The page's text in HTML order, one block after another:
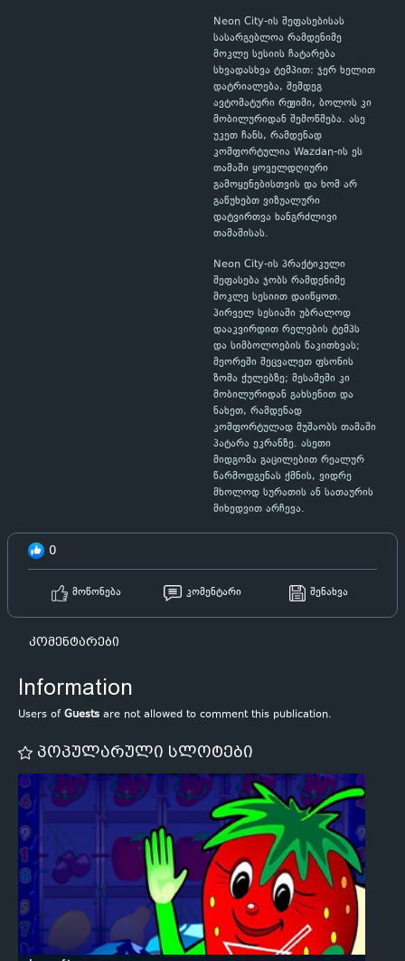
Neon City-ის შეფასებისას
სასარგებლოა რამდენიმე
მოკლე სესიის ჩატარება
სხვადასხვა ტემპით: ჯერ ხელით
დატრიალება, შემდეგ
ავტომატური რეჟიმი, ბოლოს კი
მობილურიდან შემოწმება. ასე
უკეთ ჩანს, რამდენად
კომფორტულია Wazdan-ის ეს
თამაში ყოველდღიური
გამოყენებისთვის და ხომ არ
გაწუხებთ ვიზუალური
დატვირთვა ხანგრძლივი
თამაშისას.
Neon City-ის პრაქტიკული
შეფასება ჯობს რამდენიმე
მოკლე სესიით დაიწყოთ.
პირველ სესიაში უბრალოდ
დააკვირდით რელების ტემპს
და სიმბოლოების წაკითხვას;
მეორეში შეცვალეთ ფსონის
ზომა ქულებზე; მესამეში კი
მობილურიდან გახსენით და
ნახეთ, რამდენად
კომფორტულად მუშაობს თამაში
პატარა ეკრანზე. ასეთი
მიდგომა გაცილებით რეალურ
წარმოდგენას ქმნის, ვიდრე
მხოლოდ სურათის ან სათაურის
მიხედვით არჩევა.
0
მოწონება კომენტარი შენახვა
კომენტარები
Information
Users ofGuests are not allowed to comment this publication.
პოპულარული სლოტები